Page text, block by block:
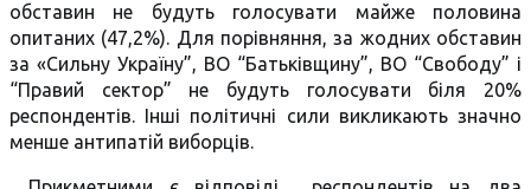
обставин не будуть голосувати майже половина
опитаних (47,2%). Для порівняння, за жодних обставин
за «Сильну Україну”, ВО “Батьківщину”, ВО “Свободу” і
“Правий сектор” не будуть голосувати біля 20%
респондентів. Інші політичні сили викликають значно
менше антипатій виборців.